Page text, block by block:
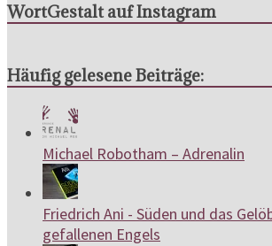
WortGestalt auf Instagram
Häufig gelesene Beiträge:
Michael Robotham – Adrenalin
Friedrich Ani - Süden und das
gefallenen Engels